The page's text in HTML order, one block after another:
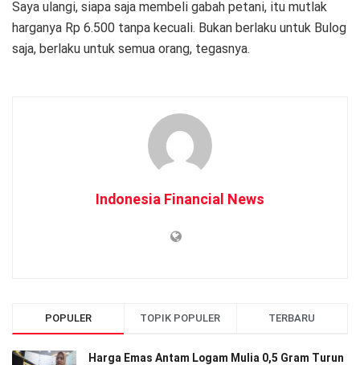
Saya ulangi, siapa saja membeli gabah petani, itu mutlak
harganya Rp 6.500 tanpa kecuali. Bukan berlaku untuk Bulog
saja, berlaku untuk semua orang, tegasnya.
Indonesia Financial News
POPULER TOPIK POPULER TERBARU
Harga Emas Antam Logam Mulia 0,5 Gram Turun